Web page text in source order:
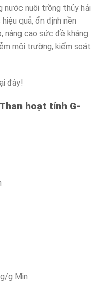
nước nuôi trồng thủy hải
quả, ổn định nền
nâng cao sức đề kháng
môi trường, kiểm soát
đây!
hoạt tính G-
g Min